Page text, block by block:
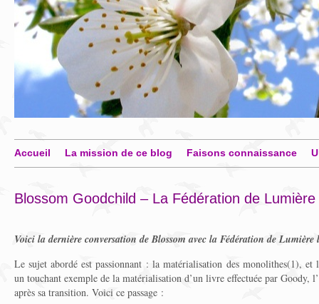
Accueil La mission de ce blog Faisons connaissance
Blossom Goodchild – La Fédération de
Voici la dernière conversation de Blossom avec la Fédération de Lumière
Le sujet abordé est passionnant : la matérialisation des monolithes(1), et
un touchant exemple de la matérialisation d’un livre effectuée par Goody,
après sa transition. Voici ce passage :